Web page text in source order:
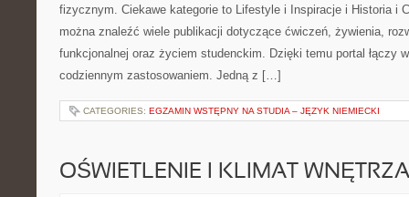
fizycznym. Ciekawe kategorie to Lifestyle i Inspiracje i Historia i
można znaleźć wiele publikacji dotyczące ćwiczeń, żywienia,
funkcjonalnej oraz życiem studenckim. Dzięki temu portal łączy
codziennym zastosowaniem. Jedną z […]
CATEGORIES: EGZAMIN WSTĘPNY NA STUDIA – JĘZYK NIEMIECKI
OŚWIETLENIE I KLIMAT WNĘTRZA